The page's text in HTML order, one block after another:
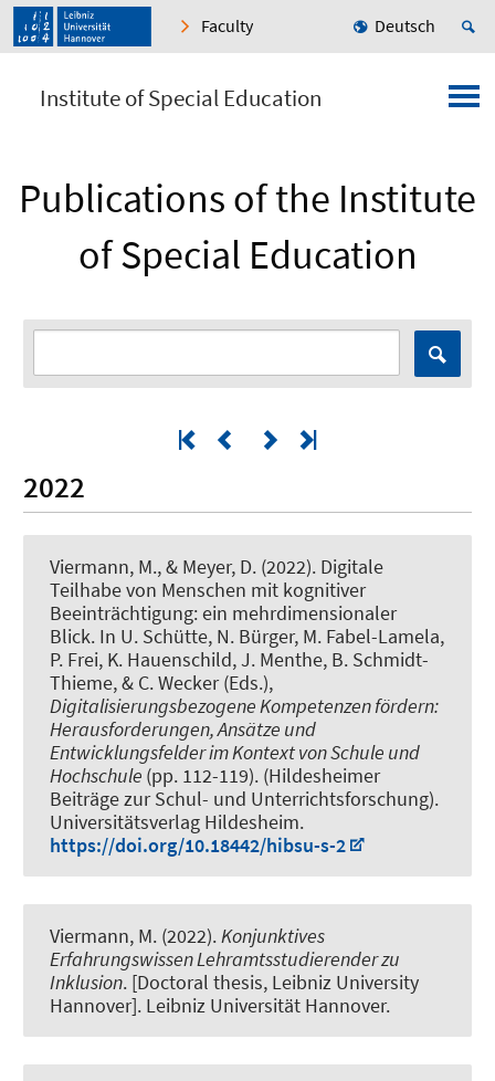
Faculty Deutsch
Institute of Special Education
Publications of the Institute
of Special Education
2022
Viermann, M., & Meyer, D. (2022). Digitale
Teilhabe von Menschen mit kognitiver
Beeinträchtigung: ein mehrdimensionaler
Blick. In U. Schütte, N. Bürger, M. Fabel-Lamela,
P. Frei, K. Hauenschild, J. Menthe, B. Schmidt-
Thieme, & C. Wecker (Eds.),
Digitalisierungsbezogene Kompetenzen fördern:
Herausforderungen, Ansätze und
Entwicklungsfelder im Kontext von Schule und
Hochschule (pp. 112-119). (Hildesheimer
Beiträge zur Schul- und Unterrichtsforschung).
Universitätsverlag Hildesheim.
https://doi.org/10.18442/hibsu-s-2
Viermann, M. (2022).Konjunktives
Erfahrungswissen Lehramtsstudierender zu
Inklusion. [Doctoral thesis, Leibniz University
Hannover]. Leibniz Universität Hannover.